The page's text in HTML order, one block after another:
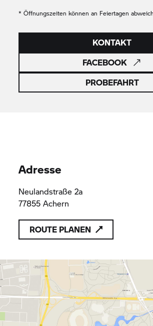
* Öffnungszeiten können an Feiertagen
KONTAKT
FACEBOOK
PROBEFAHRT
Adresse
Neulandstraße 2a
77855 Achern
ROUTE PLANEN